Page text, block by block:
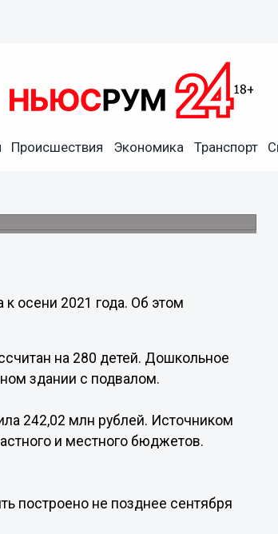
Происшествия Экономика Транспорт
осени 2021 года. Об этом
на 280 детей. Дошкольное
здании с подвалом.
242,02 млн рублей. Источником
и местного бюджетов.
построено не позднее сентября